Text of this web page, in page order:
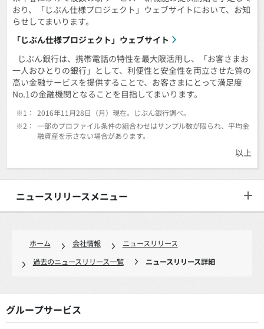
おり、「じぶん仕様プロジェクト」ウェブサイトにおいて、お知
らせしてまいります。
「じぶん仕様プロジェクト」ウェブサイト
じぶん銀行は、携帯電話の特性を最大限活用し、「お客さまお
一人おひとりの銀行」として、利便性と安全性を両立させた質の
高い金融サービスを提供することで、お客さまにとって満足度
No.1の金融機関となることを目指してまいります。
※1： 2016年11月28日（月）現在。じぶん銀行調べ。
※2： 一部のプロファイル条件の組合わせはサンプル数が限られ、平均金
融資産を示さない場合があります。
以上
ニュースリリースメニュー
ホーム 会社情報
ニュースリリース
過去のニュースリリース一覧
ニュースリリース詳細
グループサービス